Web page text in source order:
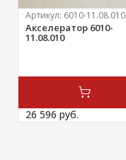
Артикул: 6010-11.08.010
Акселератор 6010-
11.08.010
26 596 руб.